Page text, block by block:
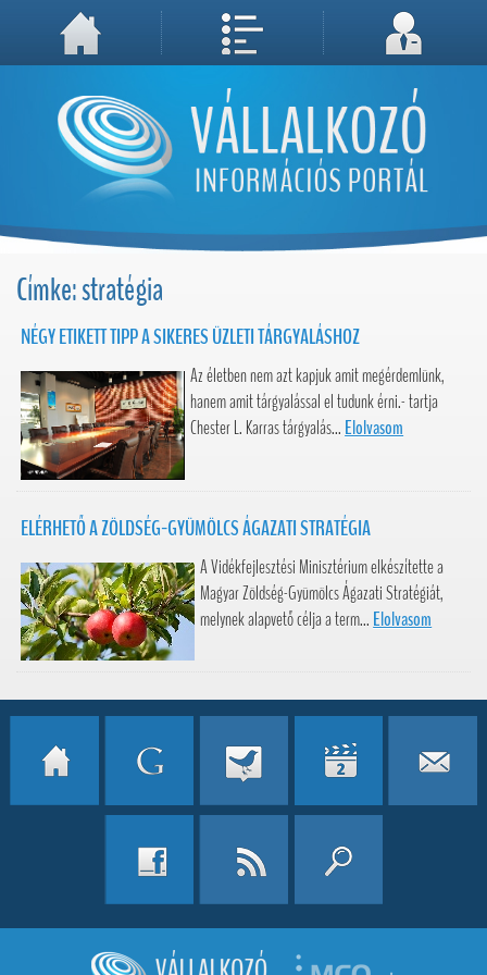
A weboldal használatával Ön elfogadja, hogy Cookie-kat (sütiket) tároljunk számítógépén. A sütik a weboldal megfelelő működéséhez
Megértettem, folytatás...
Címke: stratégia
NÉGY ETIKETT TIPP A SIKERES ÜZLETI TÁRGYALÁSHOZ
Az életben nem azt kapjuk amit megérdemlünk,
hanem amit tárgyalással el tudunk érni.- tartja
Chester L. Karras tárgyalás... Elolvasom
ELÉRHETŐ A ZÖLDSÉG-GYÜMÖLCS ÁGAZATI STRATÉGIA
A Vidékfejlesztési Minisztérium elkészítette a
Magyar Zöldség-Gyümölcs Ágazati Stratégiát,
melynek alapvető célja a term... Elolvasom